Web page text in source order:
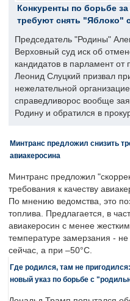
Конкуренты по борьбе
требуют снять "Яблоко"
Председатель "Родины"
Верховный суд иск об
кандидатов в парламент
Леонид Слуцкий призвал
нежелательной
справедливорос вообще
Родину и обратился в
Минтранс предложил снизить
авиакеросина
Минтранс предложил
требования к качеству
По мнению ведомства, это
топлива. Предлагается, в
авиакеросин с менее
температуре замерзания -
сейчас, а при –50°C.
Где родился, там не
новый указ по борьбе с